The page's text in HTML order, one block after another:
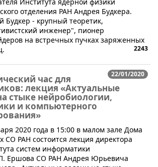
отделения РАН Андрея Будкера.
Будкер - крупный теоретик,
инженер", пионер
на встречных пучках заряженных
2243
22/01/2020
час для
лекция «Актуальные
стыке нейробиологии,
и компьютерного
2020 года в 15:00 в малом зале Дома
СО РАН состоится лекция директора
систем информатики
Ершова СО РАН Андрея Юрьевича